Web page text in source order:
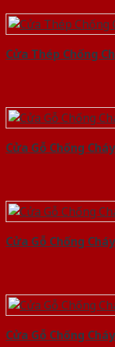
Cửa Thép Chống
Cửa Gỗ Chống
Cửa Gỗ Chống
Cửa Gỗ Chống